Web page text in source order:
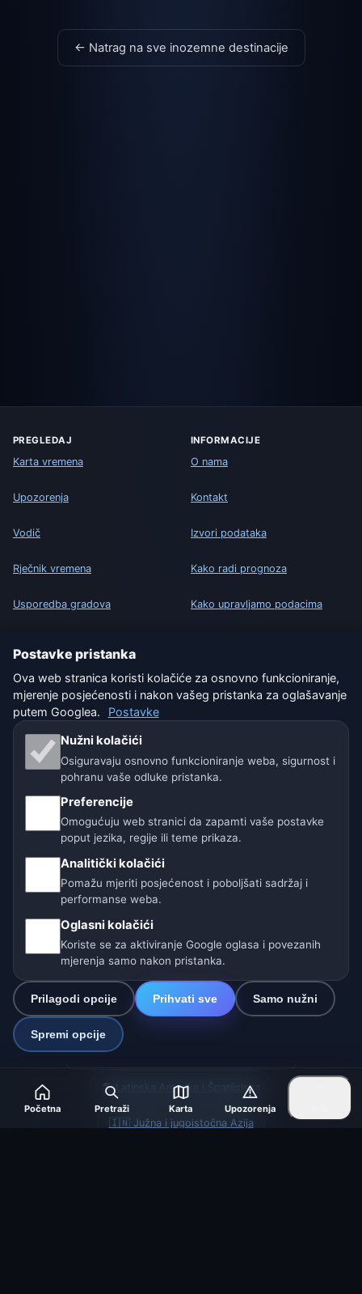
← Natrag na sve inozemne destinacije
PREGLEDAJ
Karta vremena
Upozorenja
Vodič
Rječnik vremena
Usporedba gradova
INFORMACIJE
O nama
Kontakt
Izvori podataka
Kako radi prognoza
Kako upravljamo podacima
Zaštita privatnosti
Kolačići
Uvjeti korištenja
Isključenje odgovornosti
Naše vremenske stranice:
🇨🇿 Češka 🇭🇷 Hrvatska 🇧🇬 Bugarska
🇩🇪🇦🇹🇨🇭 Njemačka / Austrija / Švicarska
🌎 Latinska Amerika i Španjolska
🇮🇳 Južna i jugoistočna Azija
Početna Pretraži Karta Upozorenja
Postavke pristanka
Ova web stranica koristi kolačiće za osnovno funkcioniranje,
mjerenje posjećenosti i nakon vašeg pristanka za oglašavanje
putem Googlea.
Postavke
Nužni kolačići
Osiguravaju osnovno funkcioniranje weba, sigurnost i
pohranu vaše odluke pristanka.
Preferencije
Omogućuju web stranici da zapamti vaše postavke
poput jezika, regije ili teme prikaza.
Analitički kolačići
Pomažu mjeriti posjećenost i poboljšati sadržaj i
performanse weba.
Oglasni kolačići
Koriste se za aktiviranje Google oglasa i povezanih
mjerenja samo nakon pristanka.
Prilagodi opcije Prihvati sve Samo nužni
Spremi opcije